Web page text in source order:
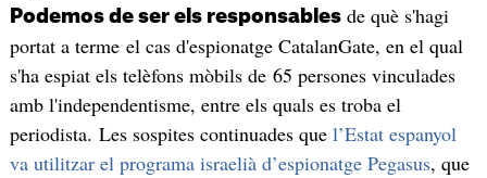
Podemos de ser els responsablesde què s'hagi
portat a terme el cas d'espionatge CatalanGate, en el qual
s'ha espiat els telèfons mòbils de 65 persones vinculades
amb l'independentisme, entre els quals es troba el
periodista. Les sospites continuades que l’Estat espanyol
va utilitzar el programa israelià d’espionatge Pegasus, que